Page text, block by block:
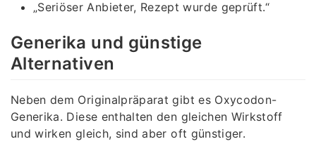
„Seriöser Anbieter, Rezept wurde geprüft.“
Generika und günstige
Alternativen
Neben dem Originalpräparat gibt es Oxycodon-
Generika. Diese enthalten den gleichen Wirkstoff
und wirken gleich, sind aber oft günstiger.